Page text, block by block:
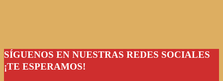
SÍGUENOS EN NUESTRAS REDES SOCIALES
¡TE ESPERAMOS!